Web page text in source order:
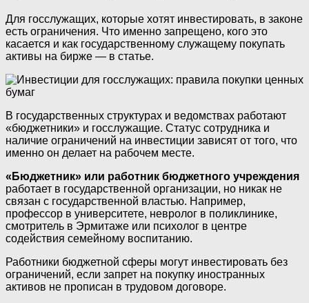
Для госслужащих, которые хотят инвестировать, в законе
есть ограничения. Что именно запрещено, кого это
касается и как государственному служащему покупать
активы на бирже — в статье.
В государственных структурах и ведомствах работают
«бюджетники» и госслужащие. Статус сотрудника и
наличие ограничений на инвестиции зависят от того, что
именно он делает на рабочем месте.
«Бюджетник» или работник бюджетного учреждения
работает в государственной организации, но никак не
связан с государственной властью. Например,
профессор в университете, невролог в поликлинике,
смотритель в Эрмитаже или психолог в центре
содействия семейному воспитанию.
Работники бюджетной сферы могут инвестировать без
ограничений, если запрет на покупку иностранных
активов не прописан в трудовом договоре.